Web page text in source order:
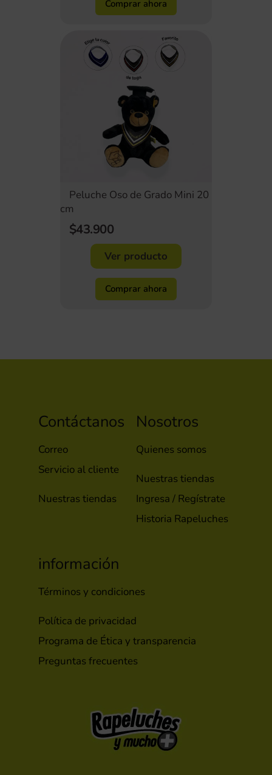
Comprar ahora
Peluche Oso de Grado Mini 20
cm
$43.900
Ver producto
Comprar ahora
Contáctanos
Correo
Servicio al cliente
Nuestras tiendas
Nosotros
Quienes somos
Nuestras tiendas
Ingresa / Regístrate
Historia Rapeluches
información
Términos y condiciones
Política de privacidad
Programa de Ética y transparencia
Preguntas frecuentes